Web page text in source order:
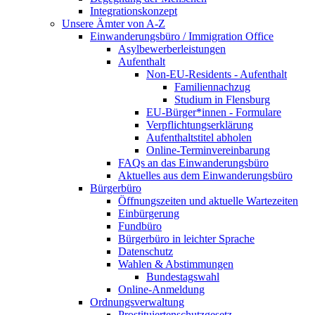
Integrationskonzept
Unsere Ämter von A-Z
Einwanderungsbüro / Immigration Office
Asylbewerberleistungen
Aufenthalt
Non-EU-Residents - Aufenthalt
Familiennachzug
Studium in Flensburg
EU-Bürger*innen - Formulare
Verpflichtungserklärung
Aufenthaltstitel abholen
Online-Terminvereinbarung
FAQs an das Einwanderungsbüro
Aktuelles aus dem Einwanderungsbüro
Bürgerbüro
Öffnungszeiten und aktuelle Wartezeiten
Einbürgerung
Fundbüro
Bürgerbüro in leichter Sprache
Datenschutz
Wahlen & Abstimmungen
Bundestagswahl
Online-Anmeldung
Ordnungsverwaltung